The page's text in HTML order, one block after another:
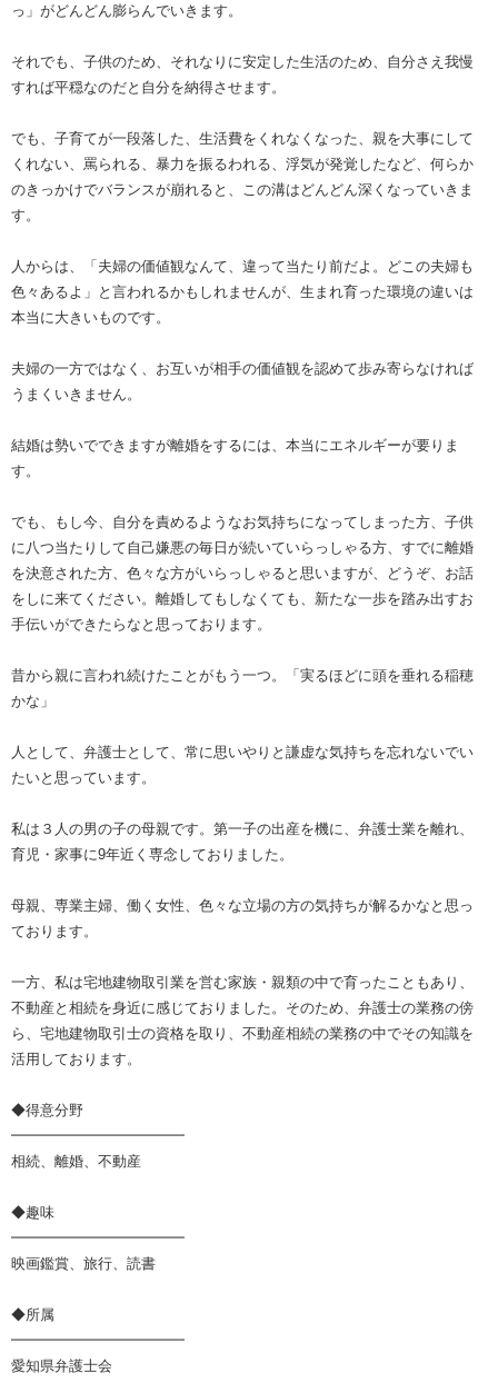
っ」がどんどん膨らんでいきます。
それでも、子供のため、それなりに安定した生活のため、自分さえ我慢
すれば平穏なのだと自分を納得させます。
でも、子育てが一段落した、生活費をくれなくなった、親を大事にして
くれない、罵られる、暴力を振るわれる、浮気が発覚したなど、何らか
のきっかけでバランスが崩れると、この溝はどんどん深くなっていきま
す。
人からは、「夫婦の価値観なんて、違って当たり前だよ。どこの夫婦も
色々あるよ」と言われるかもしれませんが、生まれ育った環境の違いは
本当に大きいものです。
夫婦の一方ではなく、お互いが相手の価値観を認めて歩み寄らなければ
うまくいきません。
結婚は勢いでできますが離婚をするには、本当にエネルギーが要りま
す。
でも、もし今、自分を責めるようなお気持ちになってしまった方、子供
に八つ当たりして自己嫌悪の毎日が続いていらっしゃる方、すでに離婚
を決意された方、色々な方がいらっしゃると思いますが、どうぞ、お話
をしに来てください。離婚してもしなくても、新たな一歩を踏み出すお
手伝いができたらなと思っております。
昔から親に言われ続けたことがもう一つ。「実るほどに頭を垂れる稲穂
かな」
人として、弁護士として、常に思いやりと謙虚な気持ちを忘れないでい
たいと思っています。
私は３人の男の子の母親です。第一子の出産を機に、弁護士業を離れ、
育児・家事に9年近く専念しておりました。
母親、専業主婦、働く女性、色々な立場の方の気持ちが解るかなと思っ
ております。
一方、私は宅地建物取引業を営む家族・親類の中で育ったこともあり、
不動産と相続を身近に感じておりました。そのため、弁護士の業務の傍
ら、宅地建物取引士の資格を取り、不動産相続の業務の中でその知識を
活用しております。
◆得意分野
━━━━━━━━━━━━
相続、離婚、不動産
◆趣味
━━━━━━━━━━━━
映画鑑賞、旅行、読書
◆所属
━━━━━━━━━━━━
愛知県弁護士会